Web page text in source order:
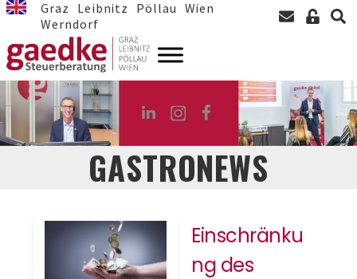
Graz Leibnitz Pöllau Wien
Werndorf
GASTRONEWS
Einschränku
ng des